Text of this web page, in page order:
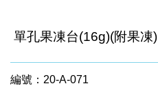
單孔果凍台(16g)(附果凍)
編號：20-A-071